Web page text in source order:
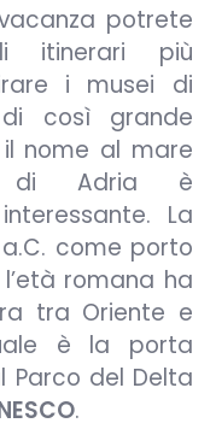
potrete
itinerari più
i musei di
così grande
nome al mare
di Adria è
La
come porto
romana ha
tra Oriente e
è la porta
Parco del Delta
.